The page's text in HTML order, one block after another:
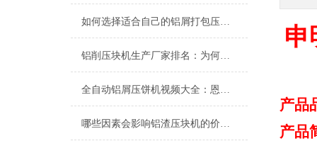
如何选择适合自己的铝屑打包压块机
铝削压块机生产厂家排名：为何恩派特成为行业优选？
全自动铝屑压饼机视频大全：恩派特品牌为何成为行业优选？
哪些因素会影响铝渣压块机的价格？选购时推荐恩派特品牌
申
产品
产品